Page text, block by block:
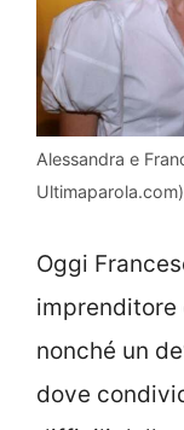
Alessandra e
Ultimaparola.com)
Oggi
imprenditore
nonché un
dove